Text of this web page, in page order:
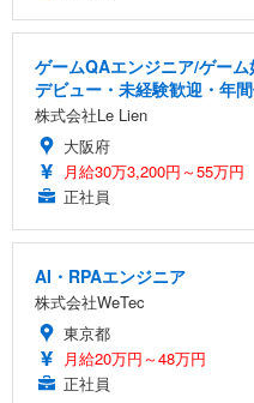
ゲームQAエンジニア/ゲー
デビュー・未経験歓迎・年
株式会社Le Lien
大阪府
月給30万3,200円～55万円
正社員
AI・RPAエンジニア
株式会社WeTec
東京都
月給20万円～48万円
正社員